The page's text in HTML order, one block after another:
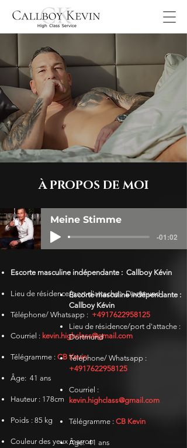
À PROPOS DE MOI
Meine Stimme
-01:02
Escorte masculine indépendante : Callboy Kévin
Lieu de résidence/port d'attache : Dortmund
Téléphone/ Whatsapp : +4917622958125
Courriel : kevin.highclass@gmail.com
Télégramme : CB Kevin
Âge: 41 ans
Hauteur : 178cm
Poids : 85 kg
Couleur des yeux marron
Escorte masculine indépendante :
Callboy Kévin
Lieu de résidence/port d'attache :
Dortmund
Téléphone/ Whatsapp :
+4917622958125
Courriel :
kevin.highclass@gmail.com
Télégramme : CB Kevin
Âge: 41 ans